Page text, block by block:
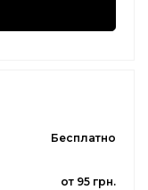
Бесплатно
от 95 грн.